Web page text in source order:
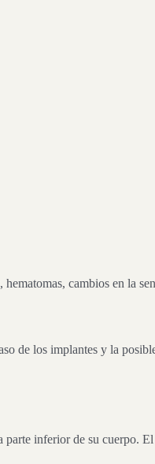
cambios en la
de los implantes y la
inferior de su cuerpo.